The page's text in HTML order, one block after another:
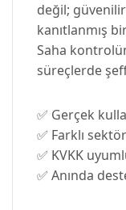
değil;
kanıtlanmış
Saha
süreçlerde
✅ Gerçek
✅ Farklı
✅ KVKK
✅ Anında